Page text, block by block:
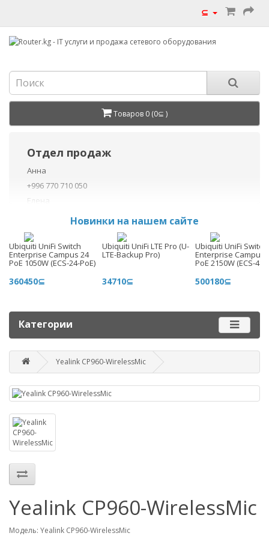
⊆
Товаров 0 (0⊆ )
Наш адрес
г. Бишкек, ул. Матросова, 47
Отдел продаж
Анна
+996 770 710 050
Елена
+996 770 710 040
+996 755 710 050
Данил
+996 775 710 060
Новинки на нашем сайте
Ubiquiti UniFi Switch
Enterprise Campus 24
PoE 1050W (ECS-24-PoE)
360450⊆
Ubiquiti UniFi LTE Pro (U-
LTE-Backup Pro)
34710⊆
Ubiquiti UniFi Switch
Enterprise Campus
PoE 2150W (ECS-48-
500180⊆
Категории
Yealink CP960-WirelessMic
Yealink CP960-WirelessMic
Модель: Yealink CP960-WirelessMic